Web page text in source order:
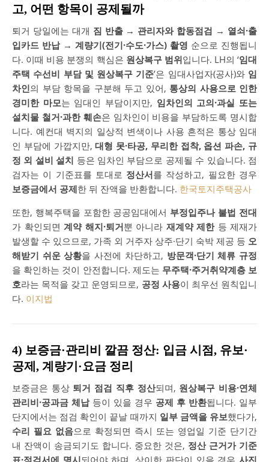
고, 어떤 항목이 공제될까
퇴거 당일에는 대개 짐 반출 → 관리자와 합동점검 → 열쇠·출
입카드 반납 → 계량기(전기·수도·가스) 촬영 순으로 진행됩니
다. 이때 비용 분쟁의 핵심은 원상복구 범위입니다. LH의 ‘임대
주택 수선비 부담 및 원상복구 기준’은 임대사업자(공사)와 임
차인의 부담 항목을 구분해 두고 있어, 통상의 사용으로 인한
경미한 마모는 임대인 부담이지만, 임차인의 고의·과실 또는
설치물 철거·과한 훼손은 임차인이 비용을 부담하도록 명시합
니다. 예컨대 벽지의 일상적 변색이나 사용 흔적은 통상 임대
인 부담에 가깝지만,대형 못·타공, 무리한 접착, 옵션 파손, 규
정 외 설비 설치 등은 임차인 부담으로 공제될 수 있습니다. 점
검자는 이 기준표를 토대로 정산서를 작성하고, 필요한 경우
보증금에서 공제한 뒤 잔액을 반환합니다. 한국토지주택공사
또한, 행복주택을 포함한 공공임대에서 부정입주나 불법 전대
가 확인되면 계약 해지·퇴거뿐 아니라 재계약 제한등 제재가
발생할 수 있으므로, 가족 외 거주자 상주·단기 숙박 제공 등 오
해받기 쉬운 상황을 사전에 차단하고, 방문객·단기 체류 규정
을 확인하는 것이 안전합니다. 제도는 무주택·주거취약계층 보
호라는 목적을 갖고 운영되므로, 공정 사용이 최우선 원칙입니
다. 이지법
4) 보증금·관리비 깔끔 정산: 입금 시점, 유보·
공제, 계량기·요금 정리
보증금은 통상 퇴거 점검 직후 정산되며, 원상복구 비용·연체
관리비·공과금 체납등이 있을 경우 공제 후 반환됩니다. 일부
단지에서는 점검 확인이 끝날 때까지 일부 금액을 유보했다가,
수리 필요 없음으로 확정되면 즉시 또는 영업일 기준 단기간
내 잔액이 송금되기도 합니다. 중요한 것은, 정산 근거가 기준
표·점검서에 명시되어야 하며, 상이한 판단이 있을 경우 사진